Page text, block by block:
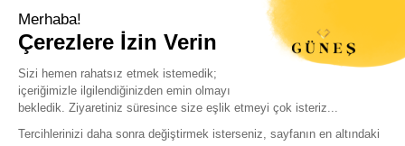
İptal İade Şartları
Kargo Takibi